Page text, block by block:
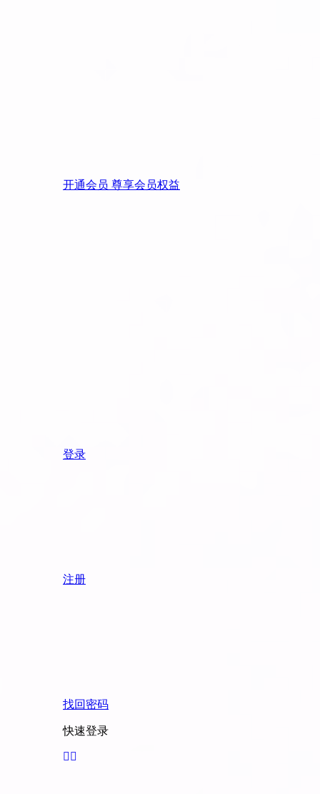
开通会员 尊享会员权益
登录
注册
找回密码
快速登录